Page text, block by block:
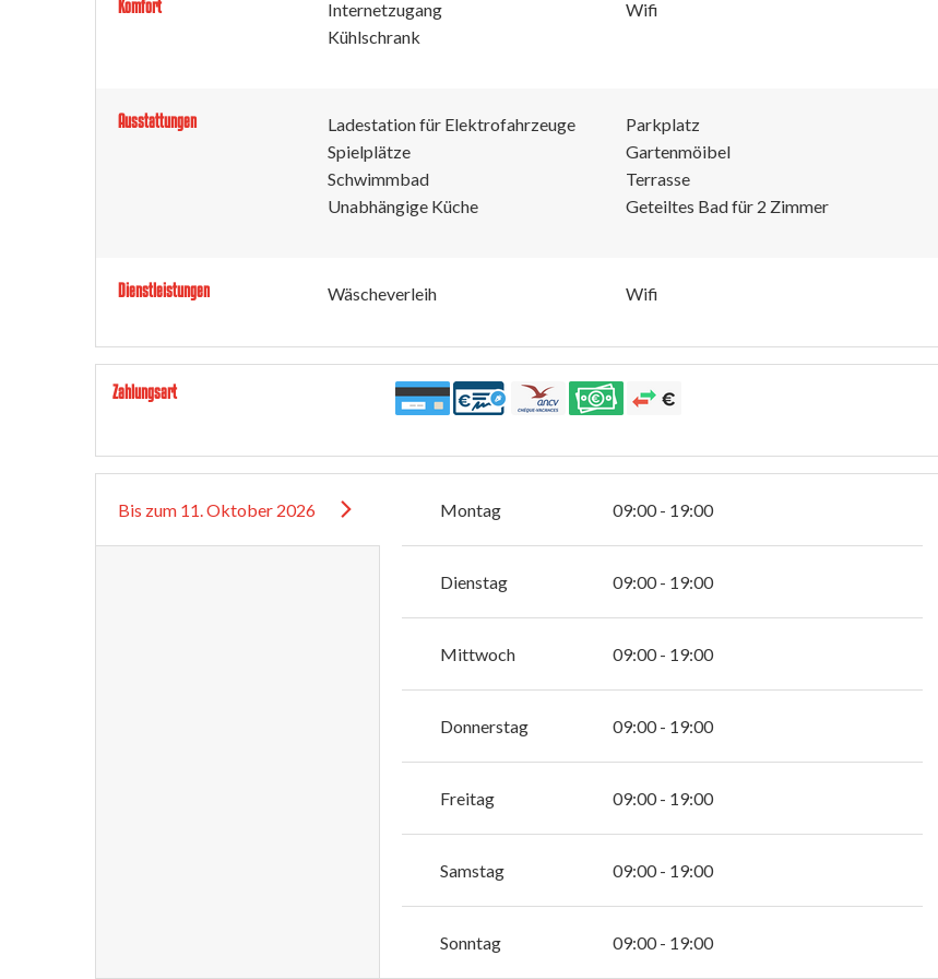
Komfort
Internetzugang
Kühlschrank
Wifi
Ausstattungen
Ladestation für Elektrofahrzeuge
Spielplätze
Schwimmbad
Unabhängige Küche
Parkplatz
Gartenmöibel
Terrasse
Geteiltes Bad für 2 Zimmer
Dienstleistungen Wäscheverleih Wifi
Zahlungsart
Bis zum 11. Oktober 2026 Montag 09:00 - 19:00
Dienstag 09:00 - 19:00
Mittwoch 09:00 - 19:00
Donnerstag 09:00 - 19:00
Freitag 09:00 - 19:00
Samstag 09:00 - 19:00
Sonntag 09:00 - 19:00